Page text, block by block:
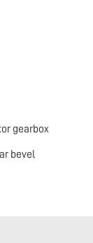
gearbox
bevel